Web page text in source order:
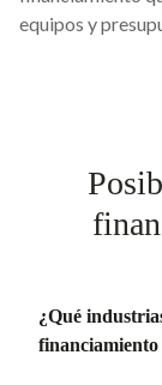
equipos y
¿Qué
financiamiento